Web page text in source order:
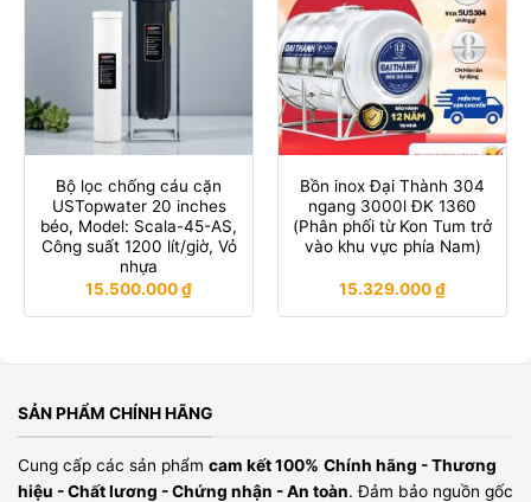
Bộ lọc chống cáu cặn
USTopwater 20 inches
béo, Model: Scala-45-AS,
Công suất 1200 lít/giờ, Vỏ
nhựa
15.500.000₫
Bồn inox Đại Thành 304
ngang 3000l ĐK 1360
(Phân phối từ Kon Tum trở
vào khu vực phía Nam)
15.329.000₫
SẢN PHẨM CHÍNH HÃNG
Cung cấp các sản phẩm cam kết 100% Chính hãng - Thương
hiệu - Chất lương - Chứng nhận - An toàn. Đảm bảo nguồn gốc